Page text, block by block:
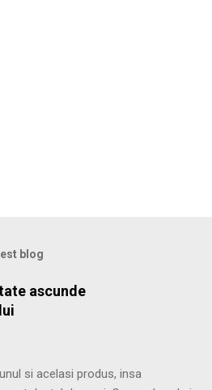
blog
ascunde
si acelasi produs, insa